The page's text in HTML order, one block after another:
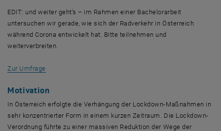
EDIT: und weiter geht’s – im Rahmen einer Bachelorarbeit
untersuchen wir gerade, wie sich der Radverkehr in Österreich
während Corona entwickelt hat. Bitte teilnehmen und
weiterverbreiten.
Zur Umfrage, öffnet eine externe URL in einem neuen Fenster
Motivation
In Österreich erfolgte die Verhängung der Lockdown-Maßnahmen in
sehr konzentrierter Form in einem kurzen Zeitraum. Die Lockdown-
Verordnung führte zu einer massiven Reduktion der Wege der